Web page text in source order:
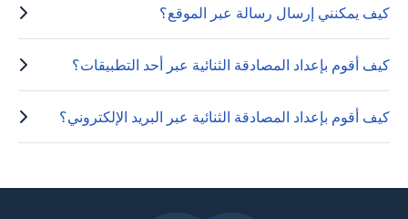
كيف يمكنني إرسال رسالة عبر الموقع؟
كيف أقوم بإعداد المصادقة الثنائية عبر أحد التطبيقات؟
كيف أقوم بإعداد المصادقة الثنائية عبر البريد الإلكتروني؟